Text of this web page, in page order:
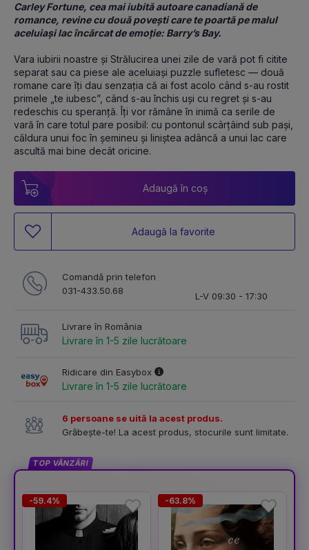
Carley Fortune, cea mai iubită autoare canadiană de
romance, revine cu două povești care te poartă pe malul
aceluiași lac încărcat de emoție: Barry’s Bay.
Vara iubirii noastre și Strălucirea unei zile de vară pot fi citite
separat sau ca piese ale aceluiași puzzle sufletesc — două
romane care îți dau senzația că ai fost acolo când s-au rostit
primele „te iubesc”, când s-au închis uși cu regret și s-au
redeschis cu speranță. Îți vor rămâne în inimă ca serile de
vară în care totul pare posibil: cu pontonul scârțâind sub pași,
căldura unui foc în șemineu și liniștea adâncă a unui lac care
ascultă mai bine decât oricine.
Adaugă în coș
Adaugă la favorite
Comandă prin telefon
031-433.50.68
L-V 09:30 - 17:30
Livrare în România
Livrare în 1-5 zile lucrătoare
Ridicare din Easybox
Livrare în 1-5 zile lucrătoare
6 persoane se uită la acest produs.
Grăbește-te! La acest produs, stocurile sunt limitate.
TOP VÂNZĂRI
-59.4% -63.8%